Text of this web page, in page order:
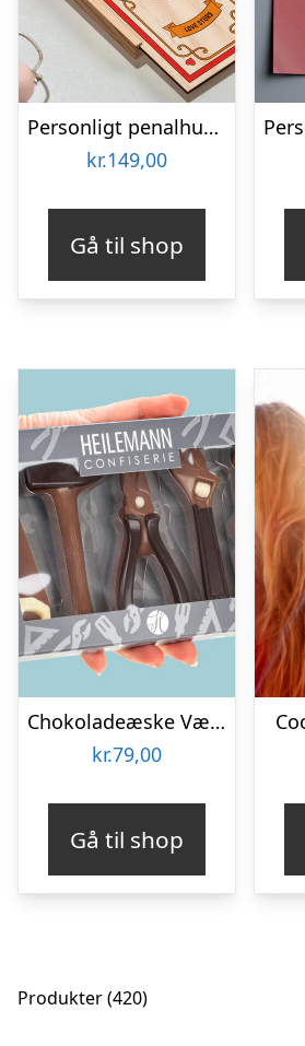
Personligt penalhus med Retrodesign
kr.149,00
Gå til shop
Chokoladeæske Værktøj
kr.79,00
Gå til shop
Produkter 420420